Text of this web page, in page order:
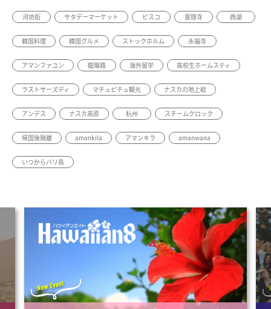
河坊街 サタデーマーケット ピスコ 霊隠寺 西湖
韓国料理 韓国グルメ ストックホルム 永福寺
アマンファユン 龍陽路 海外留学 高校生ホームスティ
ラストサーズディ マチュピチュ観光 ナスカの地上絵
アンデス ナスカ高原 杭州 スチームクロック
帰国後隔離 amankila アマンキラ amanwana
いつからバリ島